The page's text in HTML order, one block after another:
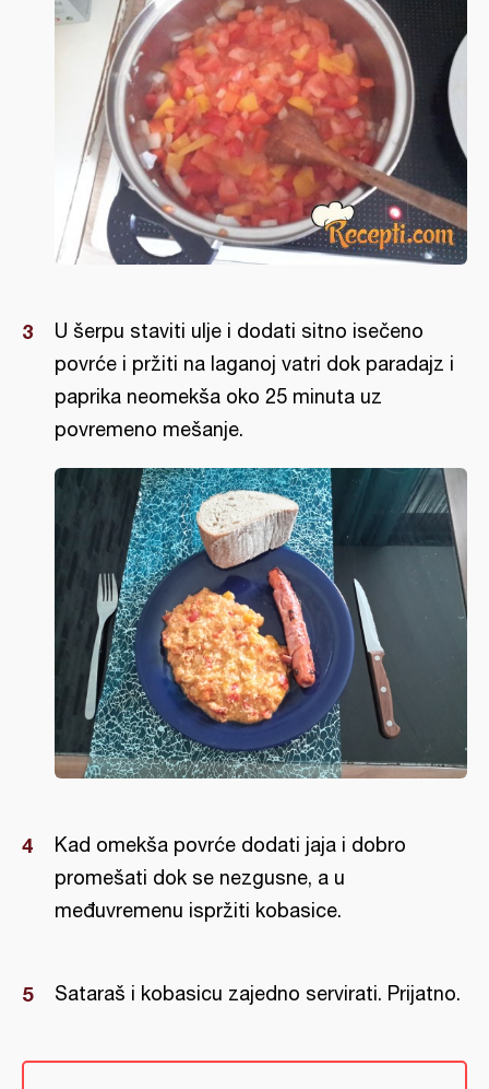
U šerpu staviti ulje i dodati sitno isečeno
povrće i pržiti na laganoj vatri dok paradajz i
paprika neomekša oko 25 minuta uz
povremeno mešanje.
Kad omekša povrće dodati jaja i dobro
promešati dok se nezgusne, a u
međuvremenu ispržiti kobasice.
Sataraš i kobasicu zajedno servirati. Prijatno.